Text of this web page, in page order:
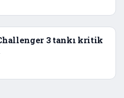
3 tankı kritik